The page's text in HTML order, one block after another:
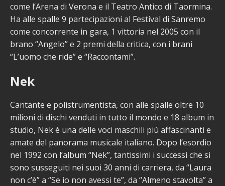
come l’Arena di Verona e il Teatro Antico di Taormina.
Ha alle spalle 9 partecipazioni al Festival di Sanremo
come concorrente in gara, 1 vittoria nel 2005 con il
brano “Angelo” e 2 premi della critica, con i brani
“L’uomo che ride” e “Raccontami”.
Nek
Cantante e polistrumentista, con alle spalle oltre 10
milioni di dischi venduti in tutto il mondo e 18 album in
studio, Nek è una delle voci maschili più affascinanti e
amate del panorama musicale italiano. Dopo l’esordio
nel 1992 con l’album “Nek”, tantissimi i successi che si
sono susseguiti nei suoi 30 anni di carriera, da “Laura
non c’è” a “Se io non avessi te”, da “Almeno stavolta” a